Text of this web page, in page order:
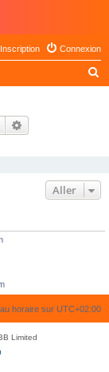
Connexion
Inscription
Rechercher
Aller
horaire sur UTC+02:00
Limited